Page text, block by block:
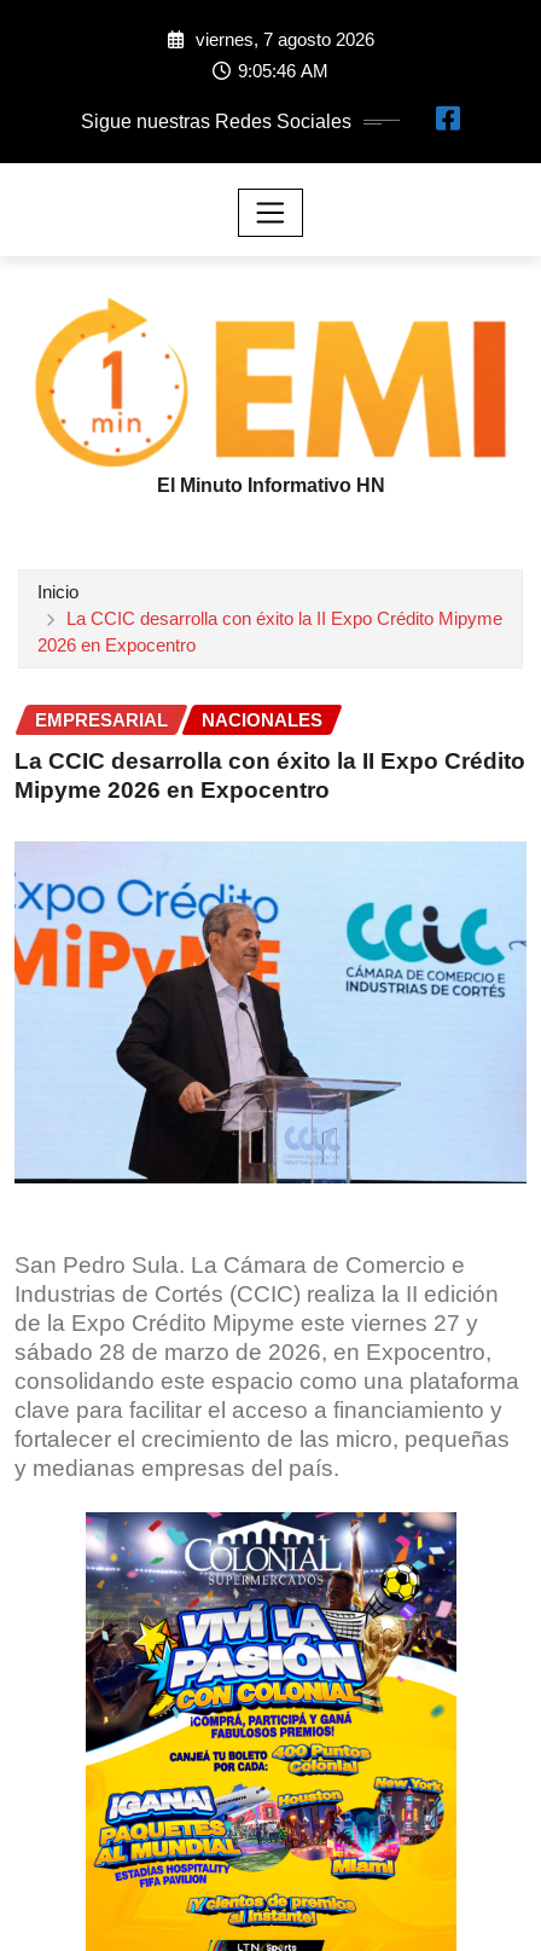
viernes, 7 agosto 2026
9:05:48 AM
Sigue nuestras Redes Sociales
El Minuto Informativo HN
Inicio
La CCIC desarrolla con éxito la II Expo Crédito Mipyme
2026 en Expocentro
EMPRESARIAL NACIONALES
La CCIC desarrolla con éxito la II Expo Crédito
Mipyme 2026 en Expocentro
San Pedro Sula. La Cámara de Comercio e
Industrias de Cortés (CCIC) realiza la II edición
de la Expo Crédito Mipyme este viernes 27 y
sábado 28 de marzo de 2026, en Expocentro,
consolidando este espacio como una plataforma
clave para facilitar el acceso a financiamiento y
fortalecer el crecimiento de las micro, pequeñas
y medianas empresas del país.